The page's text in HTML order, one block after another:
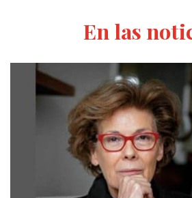
En las